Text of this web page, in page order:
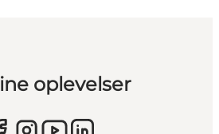
oplevelser